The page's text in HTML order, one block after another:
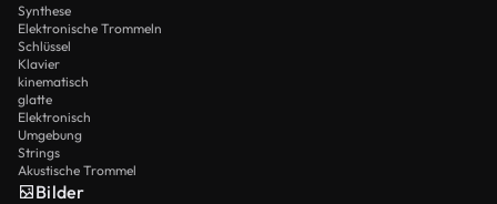
Synthese
Elektronische Trommeln
Schlüssel
Klavier
kinematisch
glatte
Elektronisch
Umgebung
Strings
Akustische Trommel
Bilder